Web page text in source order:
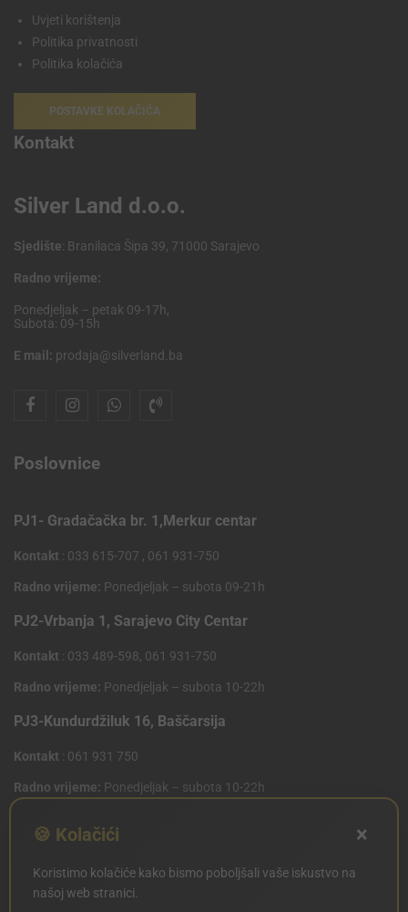
Uvjeti korištenja
Politika privatnosti
Politika kolačića
POSTAVKE KOLAČIĆA
Kontakt
Silver Land d.o.o.
Sjedište: Branilaca Šipa 39, 71000 Sarajevo
Radno vrijeme:
Ponedjeljak – petak 09-17h,
Subota: 09-15h
E mail: prodaja@silverland.ba
Poslovnice
PJ1- Gradačačka br. 1,Merkur centar
Kontakt : 033 615-707 , 061 931-750
Radno vrijeme: Ponedjeljak – subota 09-21h
PJ2-Vrbanja 1, Sarajevo City Centar
Kontakt : 033 489-598, 061 931-750
Radno vrijeme: Ponedjeljak – subota 10-22h
PJ3-Kundurdžiluk 16, Baščarsija
Kontakt : 061 931 750
Radno vrijeme: Ponedjeljak – subota 10-22h
Centar)
Kontakt: 061 931 750
🍪 Kolačići ×
Koristimo kolačiće kako bismo poboljšali vaše iskustvo na
našoj web stranici.